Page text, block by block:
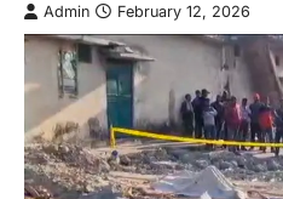
Admin February 12, 2026